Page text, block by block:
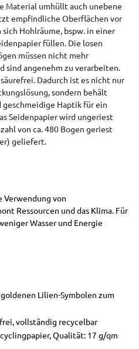
Material umhüllt auch unebene
empfindliche Oberflächen vor
sich Hohlräume, bspw. in einer
füllen. Die losen
müssen nicht mehr
sind angenehm zu verarbeiten.
Dadurch ist es nicht nur
sondern behält
geschmeidige Haptik für ein
Seidenpapier wird ungeriest
von ca. 480 Bogen geriest
geliefert.
Verwendung von
Ressourcen und das Klima. Für
Wasser und Energie
Lilien-Symbolen zum
vollständig recycelbar
Qualität: 17 g/qm